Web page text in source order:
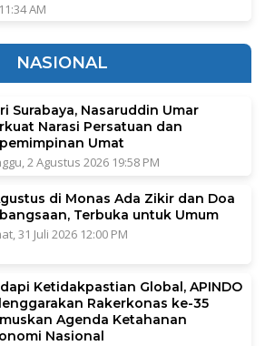
AM
NASIONAL
Surabaya, Nasaruddin Umar
Narasi Persatuan dan
Umat
2 Agustus 2026 19:58 PM
di Monas Ada Zikir dan Doa
Terbuka untuk Umum
31 Juli 2026 12:00 PM
Ketidakpastian Global, APINDO
Rakerkonas ke-35
Agenda Ketahanan
Nasional